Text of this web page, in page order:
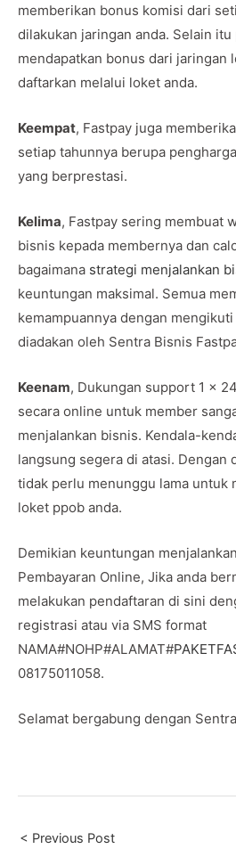
memberikan bonus komisi dari
dilakukan jaringan anda. Selain itu
mendapatkan bonus dari jaringan
daftarkan melalui loket anda.
Keempat, Fastpay juga
setiap tahunnya berupa
yang berprestasi.
Kelima, Fastpay sering membuat
bisnis kepada membernya dan
bagaimana strategi menjalankan
keuntungan maksimal. Semua
kemampuannya dengan
diadakan oleh Sentra Bisnis
Keenam, Dukungan support 1 x
secara online untuk member
menjalankan bisnis. Kendala-
langsung segera di atasi. Dengan
tidak perlu menunggu lama untuk
loket ppob anda.
Demikian keuntungan
Pembayaran Online, Jika anda
melakukan pendaftaran di sini
registrasi atau via SMS format
NAMA#NOHP#ALAMAT#
08175011058.
Selamat bergabung dengan
< Previous Post